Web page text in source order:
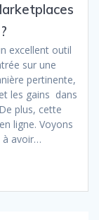
excellent outil
sur une
pertinente,
les gains dans
plus, cette
ligne. Voyons
à avoir…